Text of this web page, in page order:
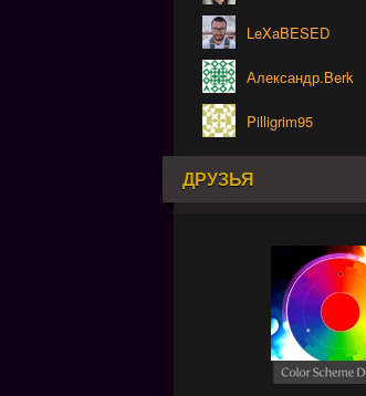
LeXaBESED
Александр.Berk
Pilligrim95
ДРУЗЬЯ